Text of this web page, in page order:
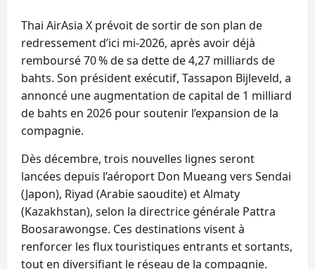
Thai AirAsia X prévoit de sortir de son plan de
redressement d’ici mi-2026, après avoir déjà
remboursé 70 % de sa dette de 4,27 milliards de
bahts. Son président exécutif, Tassapon Bijleveld, a
annoncé une augmentation de capital de 1 milliard
de bahts en 2026 pour soutenir l’expansion de la
compagnie.
Dès décembre, trois nouvelles lignes seront
lancées depuis l’aéroport Don Mueang vers Sendai
(Japon), Riyad (Arabie saoudite) et Almaty
(Kazakhstan), selon la directrice générale Pattra
Boosarawongse. Ces destinations visent à
renforcer les flux touristiques entrants et sortants,
tout en diversifiant le réseau de la compagnie.